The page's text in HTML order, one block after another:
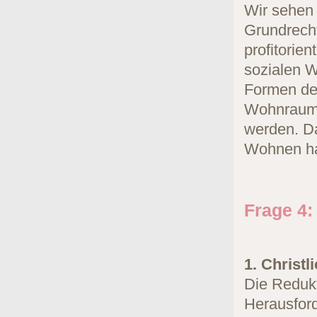
Wir
sozialen
Formen
werden.
Wohnen
Frage
1.
Die